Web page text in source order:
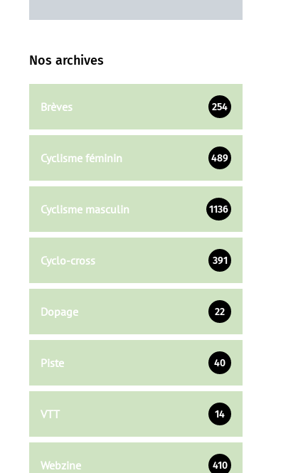
Nos archives
Brèves 254
Cyclisme féminin 489
Cyclisme masculin 1136
Cyclo-cross 391
Dopage 22
Piste 40
VTT 14
Webzine 410